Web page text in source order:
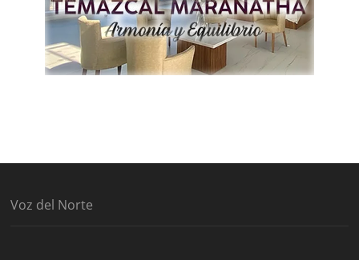
Voz del Norte